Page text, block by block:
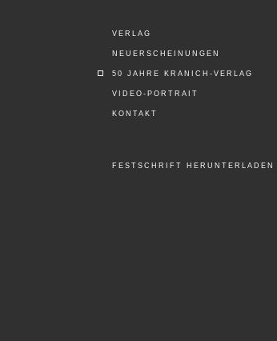
VERLAG
NEUERSCHEINUNGEN
50 JAHRE KRANICH-VERLAG
VIDEO-PORTRAIT
KONTAKT
FESTSCHRIFT HERUNTERLADEN